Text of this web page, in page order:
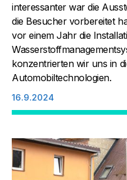
interessanter war die
die Besucher vorbereitet
vor einem Jahr die
konzentrierten wir uns in
Automobiltechnologien.
16.9.2024